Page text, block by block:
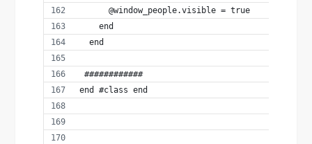
      @window_people.visible = true
    end
  end
############
end #class end